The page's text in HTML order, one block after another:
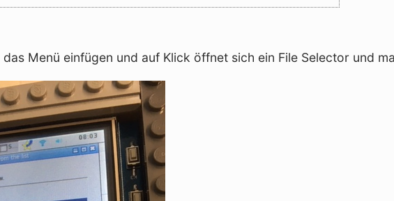
Menü einfügen und auf Klick öffnet sich ein File Selector und